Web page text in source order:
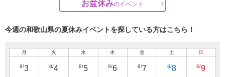
お盆休みのイベント
今週の和歌山県の夏休みイベントを探している方はこちら！
月
8/3
火
8/4
水
8/5
木
8/6
金
8/7
土
8/8
日
8/9